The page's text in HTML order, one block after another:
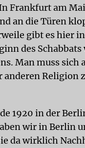
Frankfurt am
an die Türen
gibt es hier
des
Man muss sich
anderen Religion
1920 in der
wir in Berlin
da wirklich